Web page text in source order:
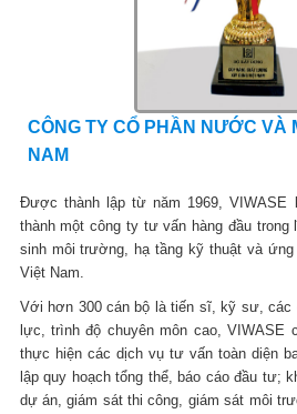
CÔNG TY CỔ PHẦN NƯỚC VÀ
NAM
Được thành lập từ năm 1969, VIWASE
thành một công ty tư vấn hàng đầu
sinh môi trường, hạ tầng kỹ thuật và
Việt Nam.
Với hơn 300 cán bộ là tiến sĩ, kỹ sư, các
lực, trình độ chuyên môn cao, VIWASE
thực hiện các dịch vụ tư vấn toàn diện
lập quy hoạch tổng thể, báo cáo đầu tư;
dự án, giám sát thi công, giám sát môi